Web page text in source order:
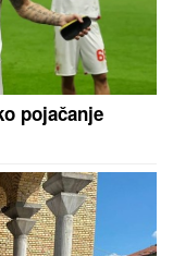
6
pare
Susret